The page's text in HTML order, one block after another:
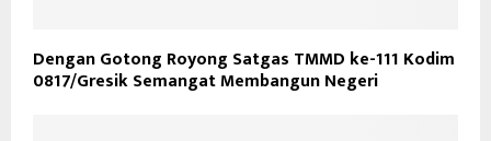
Dengan Gotong Royong Satgas TMMD ke-111 Kodim
0817/Gresik Semangat Membangun Negeri